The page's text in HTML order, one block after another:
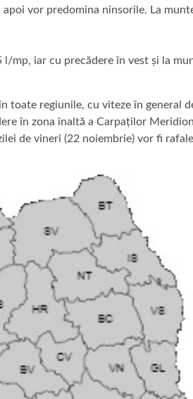
vor predomina ninsorile. La
mp, iar cu precădere în vest și la
toate regiunile, cu viteze în general
în zona înaltă a Carpaților
de vineri (22 noiembrie) vor fi